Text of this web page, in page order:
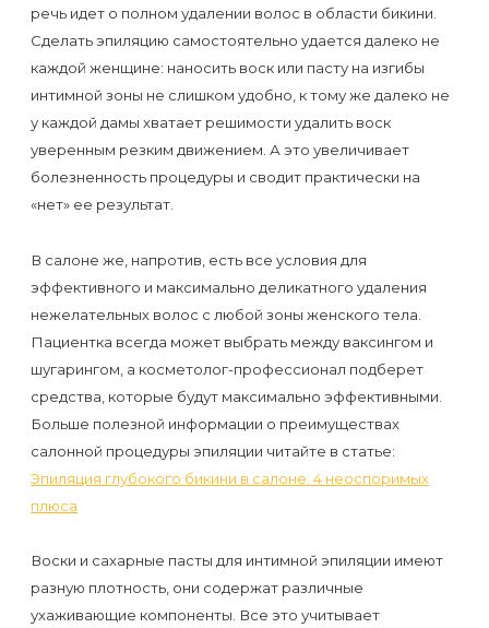
речь идет о полном удалении волос в области бикини.
Сделать эпиляцию самостоятельно удается далеко не
каждой женщине: наносить воск или пасту на изгибы
интимной зоны не слишком удобно, к тому же далеко не
у каждой дамы хватает решимости удалить воск
уверенным резким движением. А это увеличивает
болезненность процедуры и сводит практически на
«нет» ее результат.
В салоне же, напротив, есть все условия для
эффективного и максимально деликатного удаления
нежелательных волос с любой зоны женского тела.
Пациентка всегда может выбрать между ваксингом и
шугарингом, а косметолог-профессионал подберет
средства, которые будут максимально эффективными.
Больше полезной информации о преимуществах
салонной процедуры эпиляции читайте в статье:
Эпиляция глубокого бикини в салоне: 4 неоспоримых
плюса
Воски и сахарные пасты для интимной эпиляции имеют
разную плотность, они содержат различные
ухаживающие компоненты. Все это учитывает